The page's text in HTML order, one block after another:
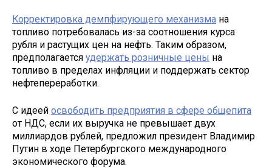
Корректировка демпфирующего механизма на
топливо потребовалась из-за соотношения курса
рубля и растущих цен на нефть. Таким образом,
предполагается удержать розничные цены на
топливо в пределах инфляции и поддержать сектор
нефтепереработки.
С идеей освободить предприятия в сфере общепита
от НДС, если их выручка не превышает двух
миллиардов рублей, предложил президент Владимир
Путин в ходе Петербургского международного
экономического форума.